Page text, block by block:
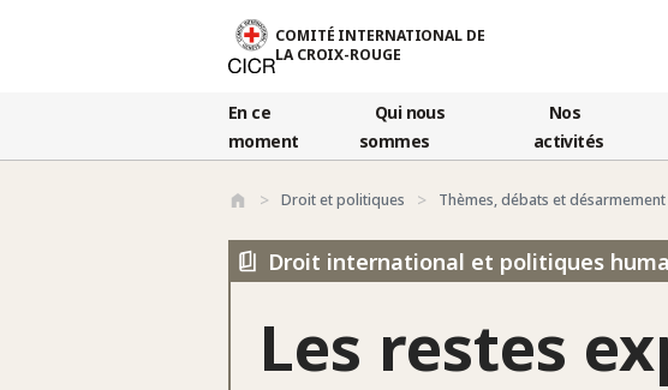
COMITÉ INTERNATIONAL DE
LA CROIX-ROUGE
En ce
moment
Qui nous
sommes
Nos
activités
Droit et politiques Thèmes, débats et désarmement
Droit international et politiques
Les restes